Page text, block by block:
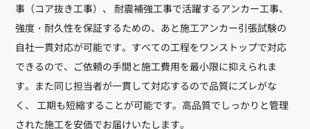
事（コア抜き工事）、 耐震補強工事で活躍するアンカー工事、
強度・耐久性を保証するための、あと施工アンカー引張試験の
自社一貫対応が可能です。すべての工程をワンストップで対応
できるので、ご依頼の手間と施工費用を最小限に抑えられま
す。また同じ担当者が一貫して対応するので品質にズレがな
く、 工期も短縮することが可能です。高品質でしっかりと管理
された施工を安価でお届けいたします。